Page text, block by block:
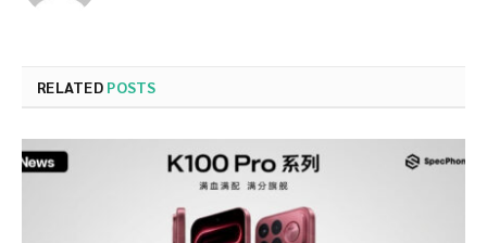
RELATED POSTS